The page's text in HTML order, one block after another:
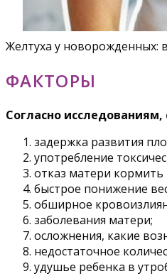
Желтуха у новорожденных:
ФАКТОРЫ
Согласно
задержка развития
употребление
отказ матери кормить
быстрое понижение
обширное
заболевания матери;
осложнения, какие
недостаточное
удушье ребенка в